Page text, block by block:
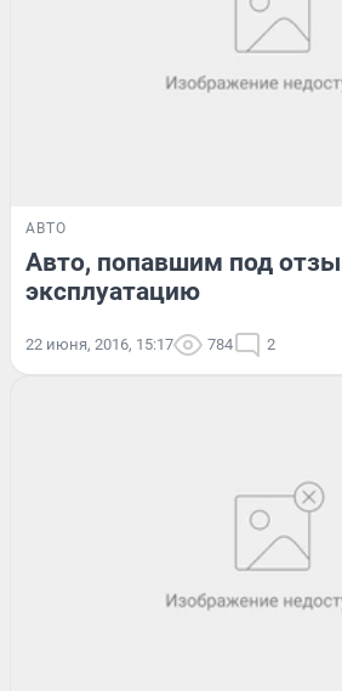
АВТО
Авто, попавшим под
эксплуатацию
22 июня, 2016, 15:17 784 2